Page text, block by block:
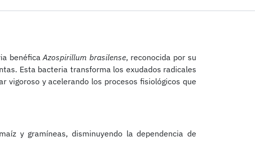
benéficaAzospirillum brasilense, reconocida por su
Esta bacteria transforma los exudados radicales
vigoroso y acelerando los procesos fisiológicos que
y gramíneas, disminuyendo la dependencia de